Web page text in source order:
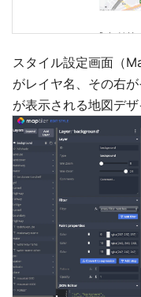
スタイル設定画面（
がレイヤ名、その右
が表示される地図デザ